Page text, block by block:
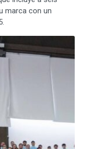
marca con un